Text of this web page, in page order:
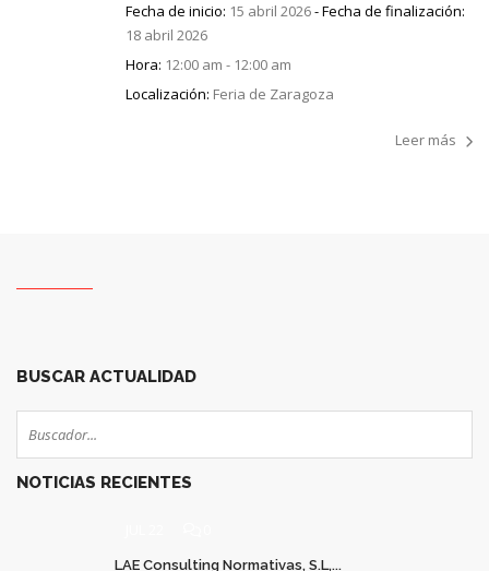
Fecha de inicio: 15 abril 2026- Fecha de finalización:
18 abril 2026
Hora: 12:00 am - 12:00 am
Localización: Feria de Zaragoza
Leer más
BUSCAR ACTUALIDAD
NOTICIAS RECIENTES
LAE Consulting Normativas, S.L,...